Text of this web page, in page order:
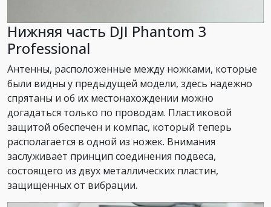
Нижняя часть DJI Phantom 3
Professional
Антенны, расположенные между ножками, которые
были видны у предыдущей модели, здесь надежно
спрятаны и об их местонахождении можно
догадаться только по проводам. Пластиковой
защитой обеспечен и компас, который теперь
располагается в одной из ножек. Внимания
заслуживает принцип соединения подвеса,
состоящего из двух металлических пластин,
защищенных от вибрации.